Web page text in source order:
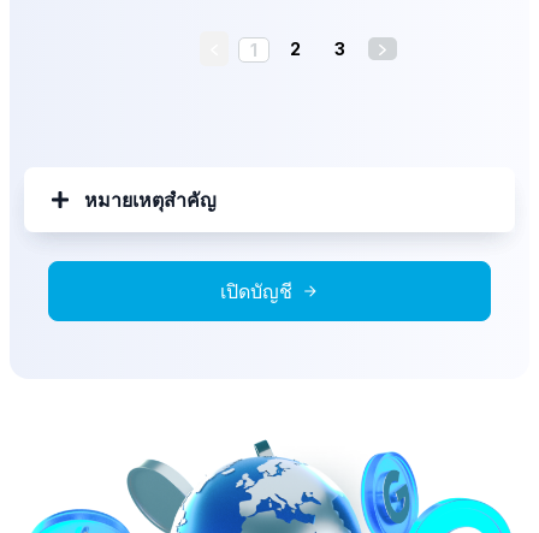
1 2 3
หมายเหตุสำคัญ
เปิดบัญชี